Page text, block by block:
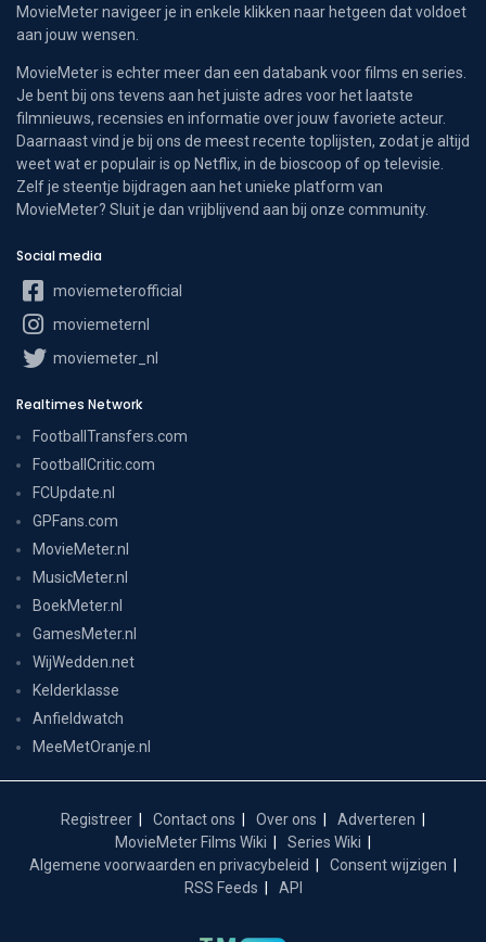
MovieMeter navigeer je in enkele klikken naar hetgeen dat voldoet
aan jouw wensen.
MovieMeter is echter meer dan een databank voor films en series.
Je bent bij ons tevens aan het juiste adres voor het laatste
filmnieuws, recensies en informatie over jouw favoriete acteur.
Daarnaast vind je bij ons de meest recente toplijsten, zodat je altijd
weet wat er populair is op Netflix, in de bioscoop of op televisie.
Zelf je steentje bijdragen aan het unieke platform van
MovieMeter? Sluit je dan vrijblijvend aan bij onze community.
Social media
moviemeterofficial
moviemeternl
moviemeter_nl
Realtimes Network
FootballTransfers.com
FootballCritic.com
FCUpdate.nl
GPFans.com
MovieMeter.nl
MusicMeter.nl
BoekMeter.nl
GamesMeter.nl
WijWedden.net
Kelderklasse
Anfieldwatch
MeeMetOranje.nl
Registreer Contact ons Over ons
Adverteren
MovieMeter Films Wiki
Series Wiki
Algemene voorwaarden en privacybeleid
Consent wijzigen
RSS Feeds
API